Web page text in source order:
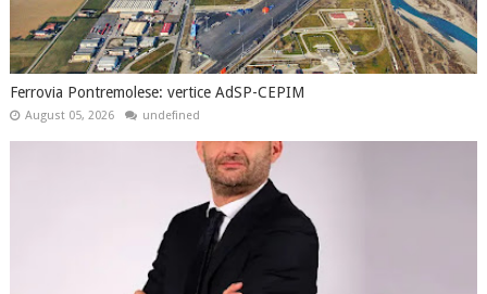
Ferrovia Pontremolese: vertice AdSP-CEPIM
August 05, 2026 undefined